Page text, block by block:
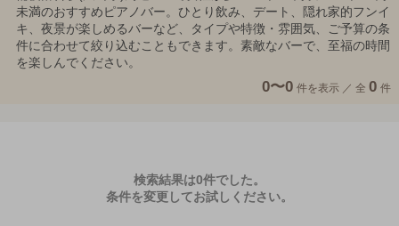
未満のおすすめピアノバー。ひとり飲み、デート、隠れ家的フンイ
キ、夜景が楽しめるバーなど、タイプや特徴・雰囲気、ご予算の条
件に合わせて絞り込むこともできます。素敵なバーで、至福の時間
を楽しんでください。
0〜0 件を表示 ／ 全 0 件
検索結果は0件でした。
条件を変更してお試しください。